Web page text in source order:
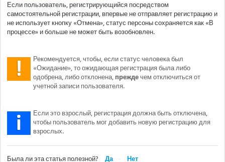
Если пользователь, регистрирующийся посредством
самостоятельной регистрации, впервые не отправляет регистрацию и
не использует кнопку «Отмена», статус персоны сохраняется как «В
процессе» и больше не может быть возобновлен.
Рекомендуется, чтобы, если статус человека был
«Ожидание», то ожидающая регистрация была либо
одобрена, либо отклонена, прежде чем отключиться от
учетной записи пользователя.
Если это взрослый, регистрация должна быть отключена,
чтобы пользователь мог добавить новую регистрацию для
взрослых.
Была ли эта статья полезной? Да Нет